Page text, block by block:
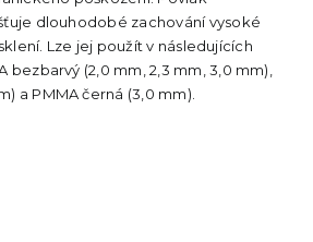
dlouhodobé zachování vysoké
Lze jej použít v následujících
bezbarvý (2,0 mm, 2,3 mm, 3,0 mm),
a PMMA černá (3,0 mm).